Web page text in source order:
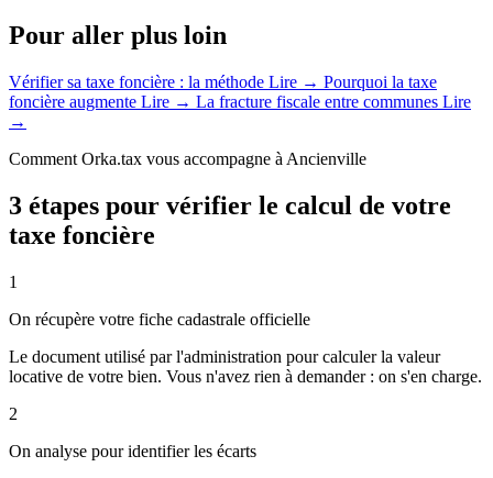
Pour aller plus loin
Vérifier sa taxe foncière : la méthode Lire → Pourquoi la taxe
foncière augmente Lire → La fracture fiscale entre communes Lire
→
Comment Orka.tax vous accompagne à Ancienville
3 étapes pour vérifier le calcul de votre
taxe foncière
1
On récupère votre fiche cadastrale officielle
Le document utilisé par l'administration pour calculer la valeur
locative de votre bien. Vous n'avez rien à demander : on s'en charge.
2
On analyse pour identifier les écarts